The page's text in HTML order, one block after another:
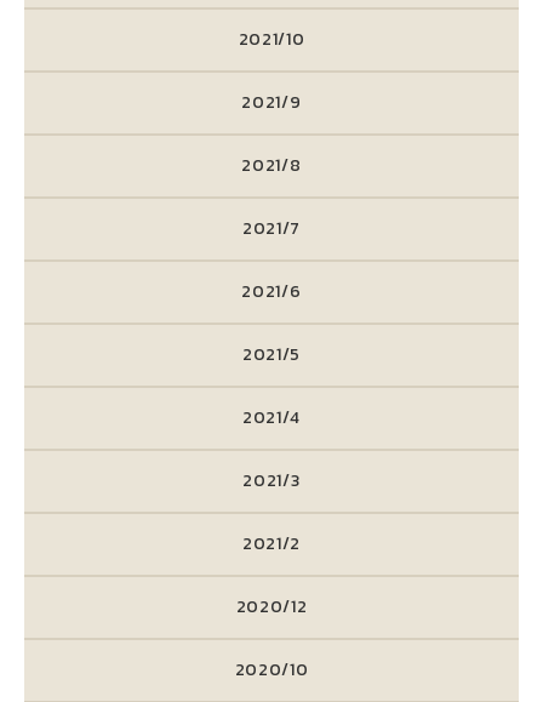
2021/10
2021/9
2021/8
2021/7
2021/6
2021/5
2021/4
2021/3
2021/2
2020/12
2020/10